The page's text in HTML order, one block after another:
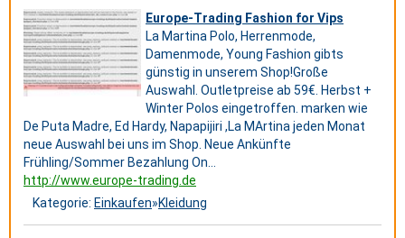
Europe-Trading Fashion for Vips
La Martina Polo, Herrenmode,
Damenmode, Young Fashion gibts
günstig in unserem Shop!Große
Auswahl. Outletpreise ab 59€. Herbst +
Winter Polos eingetroffen. marken wie
De Puta Madre, Ed Hardy, Napapijiri ,La MArtina jeden Monat
neue Auswahl bei uns im Shop. Neue Ankünfte
Frühling/Sommer Bezahlung On...
http://www.europe-trading.de
Kategorie: Einkaufen»Kleidung